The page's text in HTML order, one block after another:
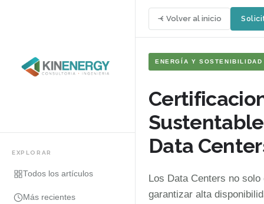
EXPLORAR
Todos los artículos
Más recientes
Volver al inicio
ENERGÍA Y SOSTENIBILIDAD
Data
Los Data Centers no solo
garantizar alta